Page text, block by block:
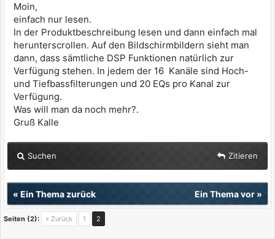
Moin,
einfach nur lesen.
In der Produktbeschreibung lesen und dann einfach mal
herunterscrollen. Auf den Bildschirmbildern sieht man
dann, dass sämtliche DSP Funktionen natürlich zur
Verfügung stehen. In jedem der 16 Kanäle sind Hoch-
und Tiefbassfilterungen und 20 EQs pro Kanal zur
Verfügung.
Was will man da noch mehr?.
Gruß Kalle
Suchen Zitieren
« Ein Thema zurück Ein Thema vor»
Seiten (2): « Zurück 1 2